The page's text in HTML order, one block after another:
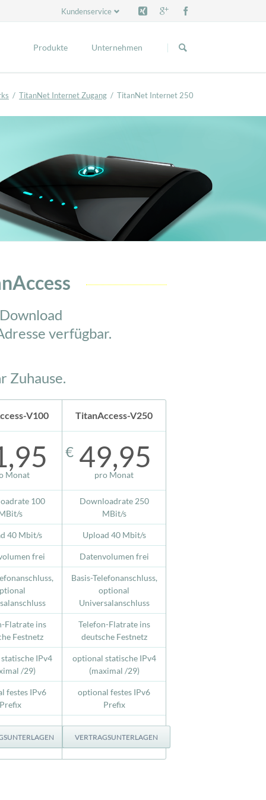
Kundenservice
überspringen
Produkte
Titan Access Service
e-Mail Service
Webhosting
IT-Services & Consulting
Unternehmen
TitanNet Internet Zugang TitanNet Internet 250
verfügbar.
Zuhause.
V100
Monat
100
s
40 Mbit/s
frei
Flatrate ins
Festnetz
IPv4
/29)
festes IPv6
Prefix
TitanAccess-V250
€49,95
pro Monat
Downloadrate 250
MBit/s
Upload 40 Mbit/s
Datenvolumen frei
Basis-Telefonanschluss,
optional
Universalanschluss
Telefon-Flatrate ins
deutsche Festnetz
optional statische IPv4
(maximal /29)
optional festes IPv6
Prefix
VERTRAGSUNTERLAGEN